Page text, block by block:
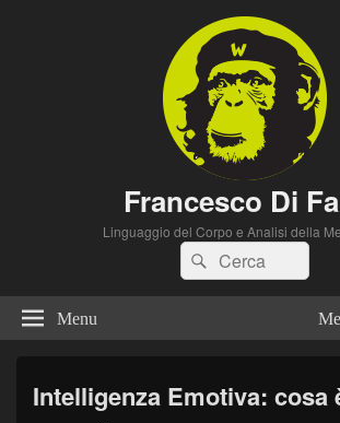
Francesco Di
Linguaggio del Corpo e Analisi della
Cerca:Cerca
Menu
Intelligenza Emotiva: cosa